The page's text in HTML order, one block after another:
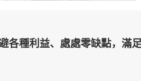
各種利益、處處零缺點，滿